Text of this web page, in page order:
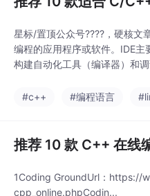
星标/置顶公众号????，硬核文
编程的应用程序或软件。IDE主
构建自动化工具（编译器）和
#c++
#编程语言
推荐 10 款 C++ 在线
1Coding GroundUrl：https://
cpp_online.phpCodin...